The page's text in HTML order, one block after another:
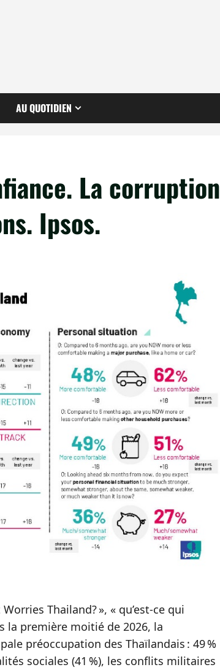
AU QUOTIDIEN
La corruption
Ipsos.
Thailand? », « qu’est-ce qui
la première moitié de 2026, la
préoccupation des Thaïlandais : 49 %
sociales (41 %), les conflits militaires